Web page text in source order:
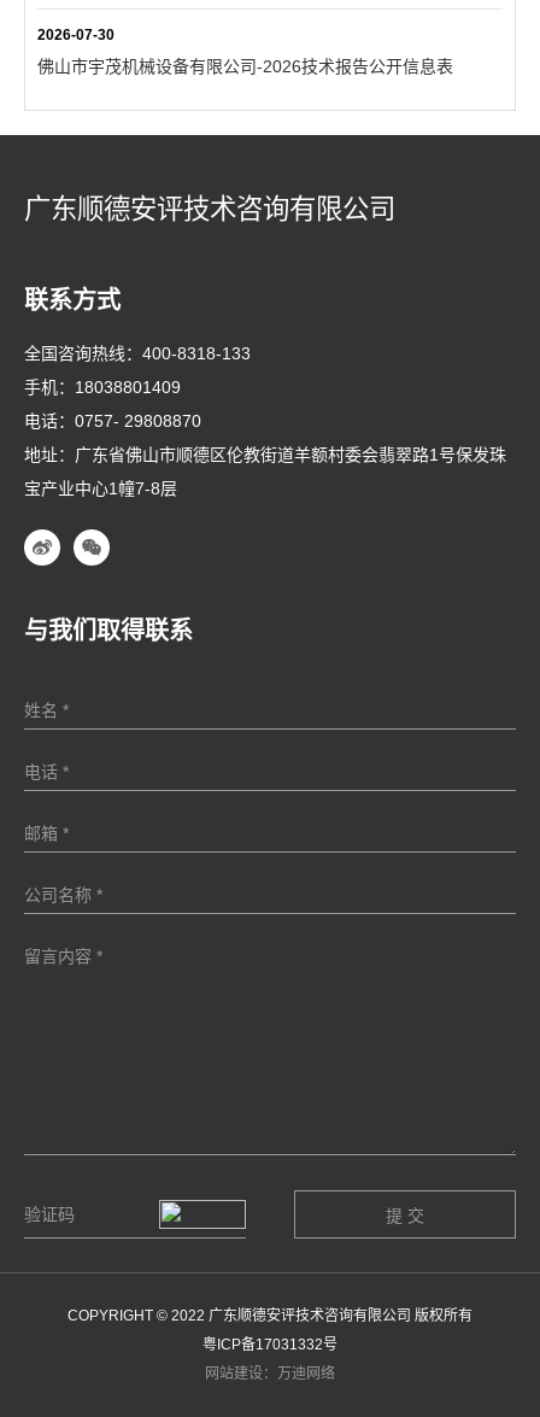
2026-07-30
佛山市宇茂机械设备有限公司-2026技术报告公开信息表
广东顺德安评技术咨询有限公司
联系方式
全国咨询热线： 400-8318-133
手机： 18038801409
电话： 0757- 29808870
地址：广东省佛山市顺德区伦教街道羊额村委会翡翠路1号保发珠
宝产业中心1幢7-8层
与我们取得联系
COPYRIGHT © 2022 广东顺德安评技术咨询有限公司 版权所有
粤ICP备17031332号
网站建设：万迪网络